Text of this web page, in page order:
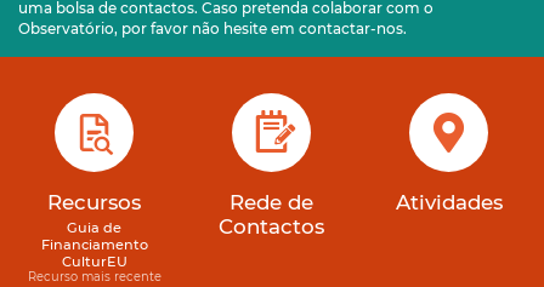
uma bolsa de contactos. Caso pretenda colaborar com o
Observatório, por favor não hesite em contactar-nos.
Recursos
Guia de
Financiamento
CulturEU
Recurso mais recente
Rede de
Contactos
Atividades